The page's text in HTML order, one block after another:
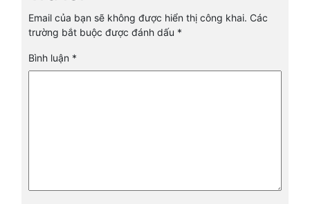
Email của bạn sẽ không được hiển thị công khai. Các
trường bắt buộc được đánh dấu *
Bình luận *